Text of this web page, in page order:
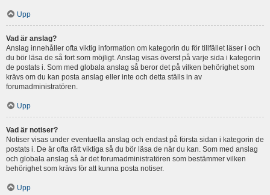
Upp
Vad är anslag?
Anslag innehåller ofta viktig information om kategorin du för tillfället läser i och
du bör läsa de så fort som möjligt. Anslag visas överst på varje sida i kategorin
de postats i. Som med globala anslag så beror det på vilken behörighet som
krävs om du kan posta anslag eller inte och detta ställs in av
forumadministratören.
Upp
Vad är notiser?
Notiser visas under eventuella anslag och endast på första sidan i kategorin de
postats i. De är ofta rätt viktiga så du bör läsa de när du kan. Som med anslag
och globala anslag så är det forumadministratören som bestämmer vilken
behörighet som krävs för att kunna posta notiser.
Upp